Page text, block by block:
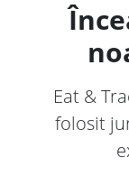
Eat &
folosit